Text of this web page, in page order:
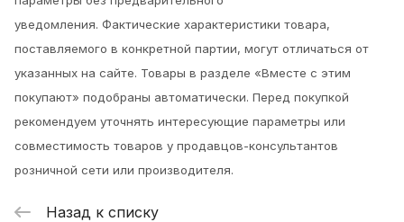
уведомления. Фактические характеристики товара,
поставляемого в конкретной партии, могут отличаться от
указанных на сайте. Товары в разделе «Вместе с этим
покупают» подобраны автоматически. Перед покупкой
рекомендуем уточнять интересующие параметры или
совместимость товаров у продавцов-консультантов
розничной сети или производителя.
Назад к списку